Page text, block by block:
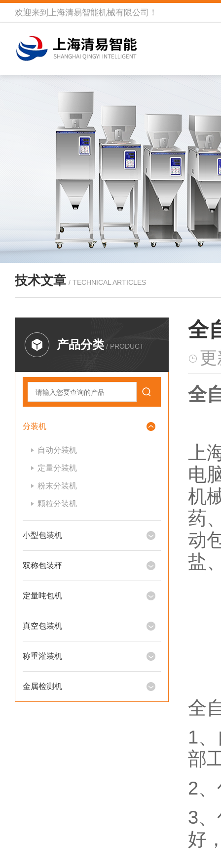
欢迎来到 上海清易智能机械有限公司 ！
技术文章 / TECHNICAL ARTICLES
产品分类 / PRODUCT
分装机
自动分装机
定量分装机
粉末分装机
颗粒分装机
小型包装机
双称包装秤
定量吨包机
真空包装机
称重灌装机
金属检测机
全
全
上
电
机
药
动
盐
全
1
部
2
3
好